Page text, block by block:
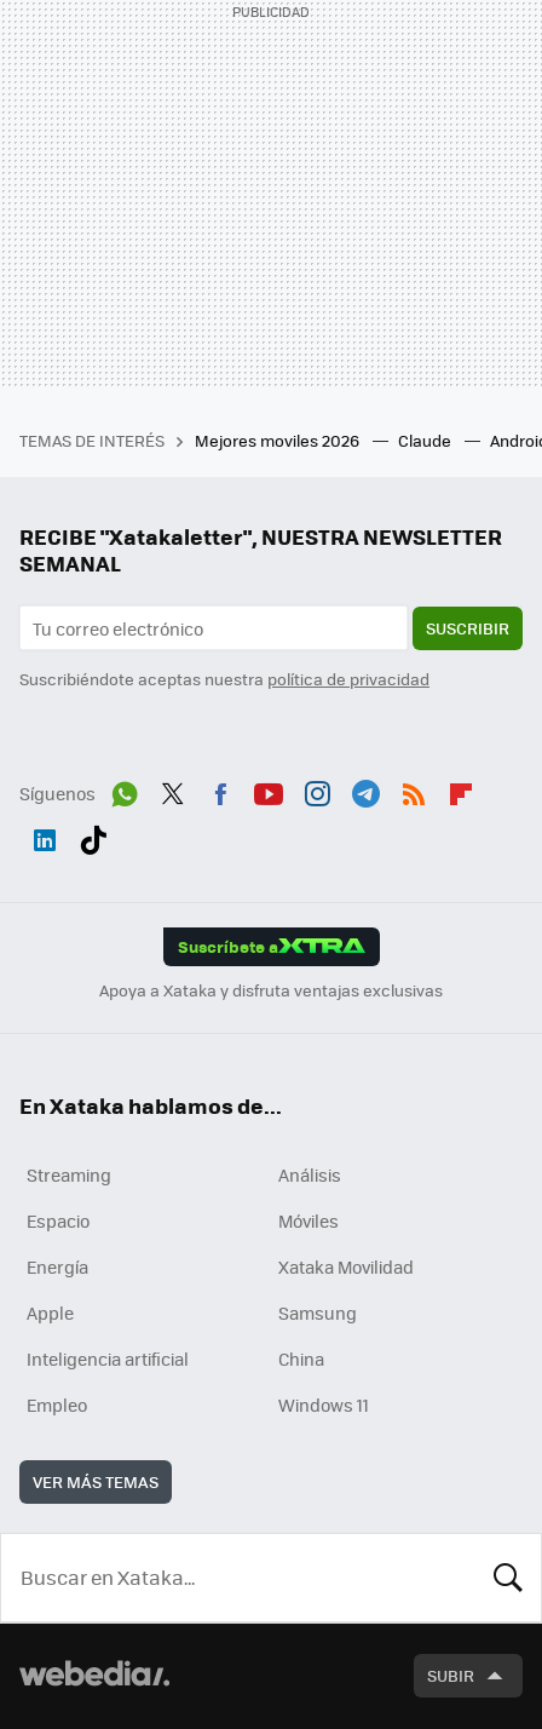
TEMAS DE INTERÉS Mejores moviles 2026 Claude
RECIBE "Xatakaletter", NUESTRA NEWSLETTER
SEMANAL
SUSCRIBIR
Suscribiéndote aceptas nuestra política de privacidad
Síguenos
Suscríbete a
Apoya a Xataka y disfruta ventajas exclusivas
En Xataka hablamos de...
Streaming
Análisis
Espacio
Móviles
Energía
Xataka Movilidad
Apple
Samsung
Inteligencia artificial
China
Empleo
Windows 11
VER MÁS TEMAS
SUBIR